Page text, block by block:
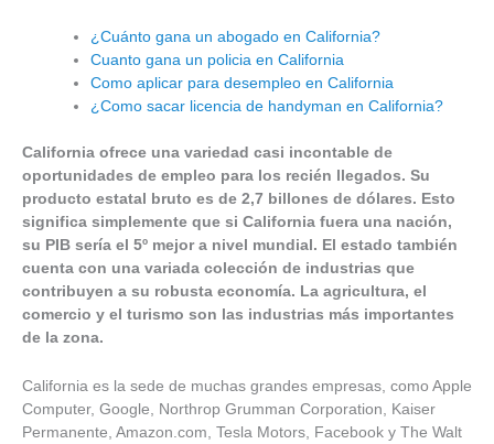
¿Cuánto gana un abogado en California?
Cuanto gana un policia en California
Como aplicar para desempleo en California
¿Como sacar licencia de handyman en California?
California ofrece una variedad casi incontable de
oportunidades de empleo para los recién llegados. Su
producto estatal bruto es de 2,7 billones de dólares. Esto
significa simplemente que si California fuera una nación,
su PIB sería el 5º mejor a nivel mundial. El estado también
cuenta con una variada colección de industrias que
contribuyen a su robusta economía. La agricultura, el
comercio y el turismo son las industrias más importantes
de la zona.
California es la sede de muchas grandes empresas, como Apple
Computer, Google, Northrop Grumman Corporation, Kaiser
Permanente, Amazon.com, Tesla Motors, Facebook y The Walt